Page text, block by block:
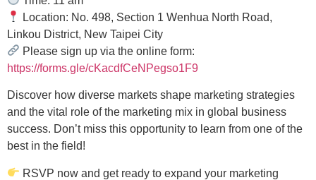
Location: No. 498, Section 1 Wenhua North Road,
Linkou District, New Taipei City
Please sign up via the online form:
https://forms.gle/cKacdfCeNPegso1F9
Discover how diverse markets shape marketing strategies
and the vital role of the marketing mix in global business
success. Don’t miss this opportunity to learn from one of the
best in the field!
RSVP now and get ready to expand your marketing